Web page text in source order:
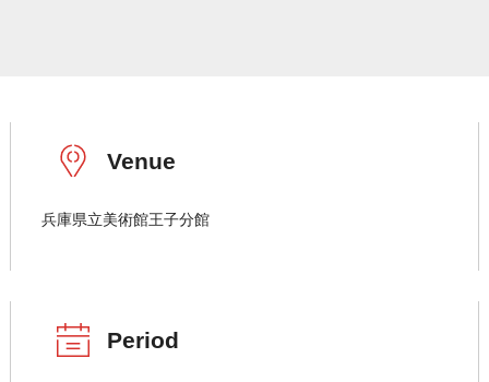
Venue
兵庫県立美術館王子分館
Period